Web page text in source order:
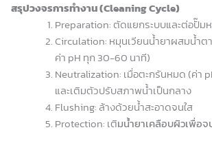
สรุปวงจรการทำงาน (Cleaning Cycle)
Preparation: ตัดแยกระบบและต่อปั๊ม
Circulation: หมุนเวียนน้ำยาผสมน้ำต
ค่า pH ทุก 30-60 นาที)
Neutralization: เมื่อตะกรันหมด (ค่า
และเติมตัวปรับสภาพน้ำเป็นกลาง
Flushing: ล้างด้วยน้ำสะอาดจนใส
Protection: เติมน้ำยาเคลือบผิวเพื่อจ